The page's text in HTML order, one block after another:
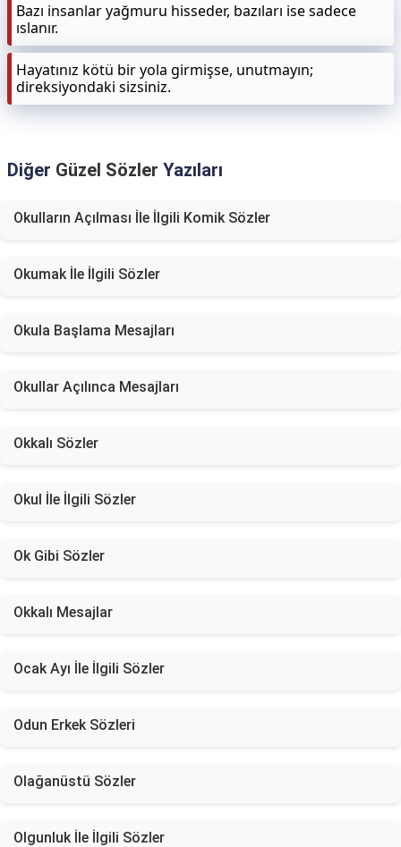
Bazı insanlar yağmuru hisseder, bazıları ise sadece
ıslanır.
Hayatınız kötü bir yola girmişse, unutmayın;
direksiyondaki sizsiniz.
Diğer Güzel Sözler Yazıları
Okulların Açılması İle İlgili Komik Sözler
Okumak İle İlgili Sözler
Okula Başlama Mesajları
Okullar Açılınca Mesajları
Okkalı Sözler
Okul İle İlgili Sözler
Ok Gibi Sözler
Okkalı Mesajlar
Ocak Ayı İle İlgili Sözler
Odun Erkek Sözleri
Olağanüstü Sözler
Olgunluk İle İlgili Sözler